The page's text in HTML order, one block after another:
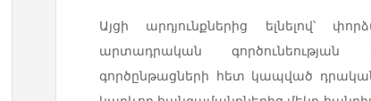
Այցի արդյունքներից ելնելով՝
արտադրական գործունեության
գործընթացների հետ կապված